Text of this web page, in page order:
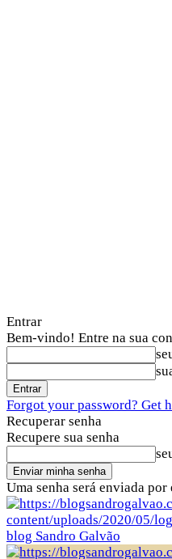
Entrar
Bem-vindo! Entre na sua
Forgot your password? Get
Recuperar senha
Recupere sua senha
Uma senha será enviada
blog Sandro Galvão